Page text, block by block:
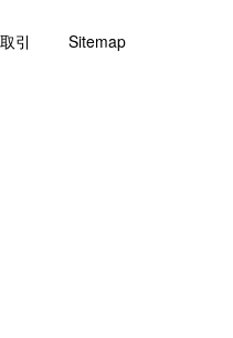
引 Sitemap